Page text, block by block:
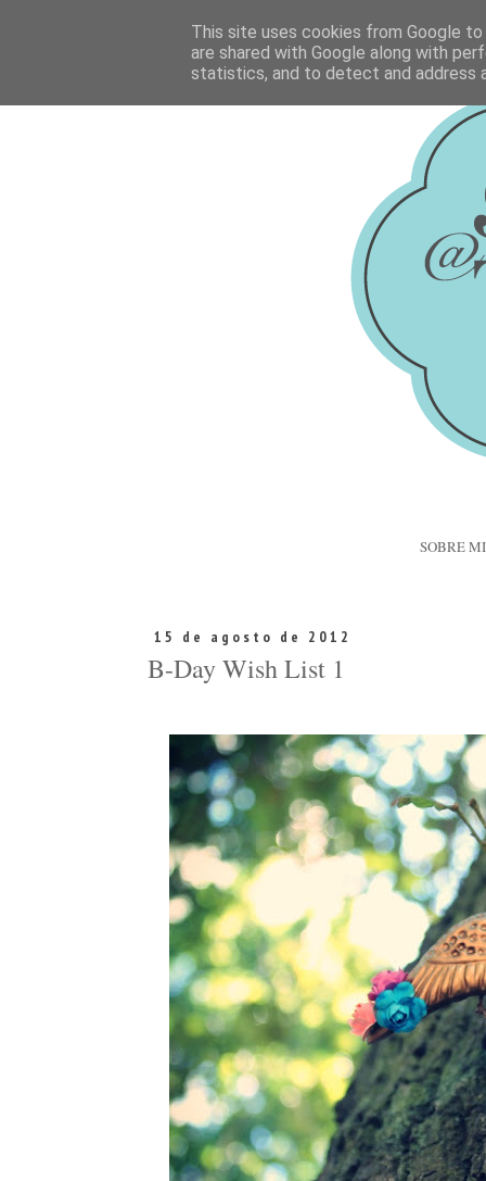
SOBRE
15 de agosto de 2012
B-Day Wish List 1
This site uses cookies from Google
are shared with Google along with
statistics, and to detect and address